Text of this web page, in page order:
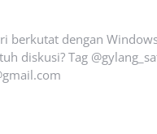
berkutat dengan
diskusi? Tag